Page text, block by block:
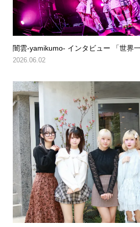
闇雲-yamikumo- インタビュー 「世界
2026.06.02